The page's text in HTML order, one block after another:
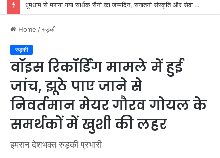
डाक कांवड़ यात्रा में उमड़ा आस्था का सैलाब, व्यवस्थाओं से श्रद्धालु खुश
Home /रुड़की
रुड़की
वॉइस रिकॉर्डिंग मामले में हुई
जांच, झूठे पाए जाने से
निवर्तमान मेयर गौरव गोयल के
समर्थकों में खुशी की लहर
इमरान देशभक्त रुड़की प्रभारी